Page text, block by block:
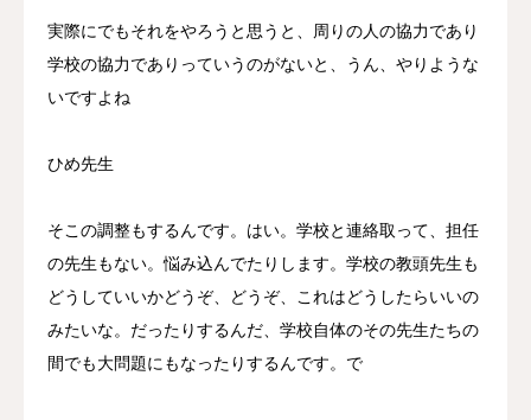
実際にでもそれをやろうと思うと、周りの人の協力であり
学校の協力でありっていうのがないと、うん、やりような
いですよね
ひめ先生
そこの調整もするんです。はい。学校と連絡取って、担任
の先生もない。悩み込んでたりします。学校の教頭先生も
どうしていいかどうぞ、どうぞ、これはどうしたらいいの
みたいな。だったりするんだ、学校自体のその先生たちの
間でも大問題にもなったりするんです。で